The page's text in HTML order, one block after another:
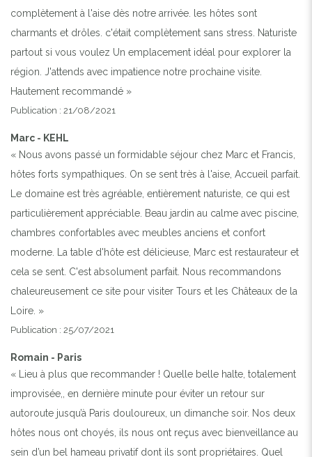
complètement à l'aise dès notre arrivée. les hôtes sont
charmants et drôles. c'était complètement sans stress. Naturiste
partout si vous voulez Un emplacement idéal pour explorer la
région. J'attends avec impatience notre prochaine visite.
Hautement recommandé »
Publication : 21/08/2021
Marc - KEHL
« Nous avons passé un formidable séjour chez Marc et Francis,
hôtes forts sympathiques. On se sent très à l'aise, Accueil parfait.
Le domaine est très agréable, entièrement naturiste, ce qui est
particulièrement appréciable. Beau jardin au calme avec piscine,
chambres confortables avec meubles anciens et confort
moderne. La table d'hôte est délicieuse, Marc est restaurateur et
cela se sent. C'est absolument parfait. Nous recommandons
chaleureusement ce site pour visiter Tours et les Châteaux de la
Loire. »
Publication : 25/07/2021
Romain - Paris
« Lieu à plus que recommander ! Quelle belle halte, totalement
improvisée,, en dernière minute pour éviter un retour sur
autoroute jusqu’à Paris douloureux, un dimanche soir. Nos deux
hôtes nous ont choyés, ils nous ont reçus avec bienveillance au
sein d’un bel hameau privatif dont ils sont propriétaires. Quel